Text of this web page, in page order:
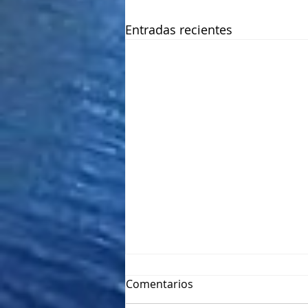
Entradas recientes
Comentarios